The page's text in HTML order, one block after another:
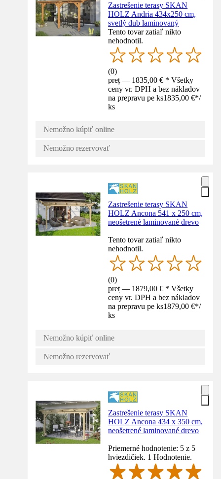
Zastrešenie terasy SKAN
HOLZ Andria 434x250 cm,
svetlý dub laminovaný
Tento tovar zatiaľ nikto
nehodnotil.
(0)
preț — 1835,00 € * Všetky
ceny vr. DPH a bez nákladov
na prepravu pe ks1835,00 €*/
ks
Nemožno kúpiť online
Nemožno rezervovať
Zastrešenie terasy SKAN
HOLZ Ancona 541 x 250 cm,
neošetrené laminované drevo
Tento tovar zatiaľ nikto
nehodnotil.
(0)
preț — 1879,00 € * Všetky
ceny vr. DPH a bez nákladov
na prepravu pe ks1879,00 €*/
ks
Nemožno kúpiť online
Nemožno rezervovať
Zastrešenie terasy SKAN
HOLZ Ancona 434 x 350 cm,
neošetrené laminované drevo
Priemerné hodnotenie: 5 z 5
hviezdičiek. 1 Hodnotenie.